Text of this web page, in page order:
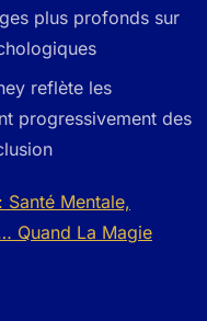
plus profonds sur
reflète les
progressivement des